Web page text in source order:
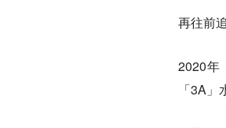
再往前
2020年
「3A